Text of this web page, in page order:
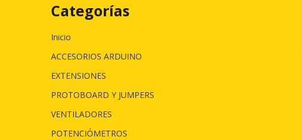
Categorías
Inicio
ACCESORIOS ARDUINO
EXTENSIONES
PROTOBOARD Y JUMPERS
VENTILADORES
POTENCIÓMETROS